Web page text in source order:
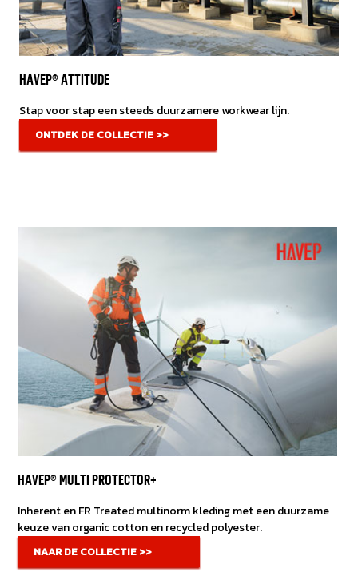
HAVEP® ATTITUDE
Stap voor stap een steeds duurzamere workwear lijn.
ONTDEK DE COLLECTIE >>
HAVEP® MULTI PROTECTOR+
Inherent en FR Treated multinorm kleding met een duurzame
keuze van organic cotton en recycled polyester.
NAAR DE COLLECTIE >>